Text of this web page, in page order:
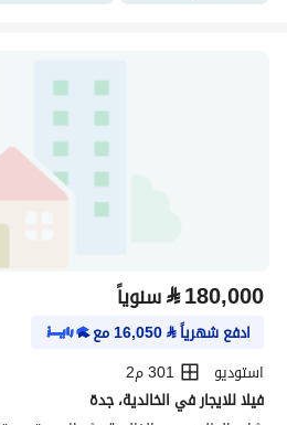
⃁180,000 سنوياً
ادفع شهرياً⃁
16,050مع
استوديو
301 م2
فيلا للايجار في الخالدية، جدة